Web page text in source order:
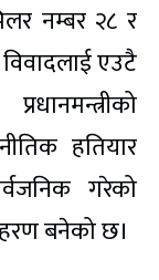
नम्बर २८ र
एउटै
हतियार
गरेको
बनेको छ।